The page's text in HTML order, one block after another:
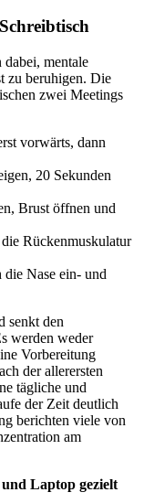
mentale
zu beruhigen. Die
zwei Meetings
vorwärts, dann
20 Sekunden
Brust öffnen und
Rückenmuskulatur
Nase ein- und
senkt den
werden weder
Vorbereitung
der allerersten
tägliche und
der Zeit deutlich
berichten viele von
am
Laptop gezielt